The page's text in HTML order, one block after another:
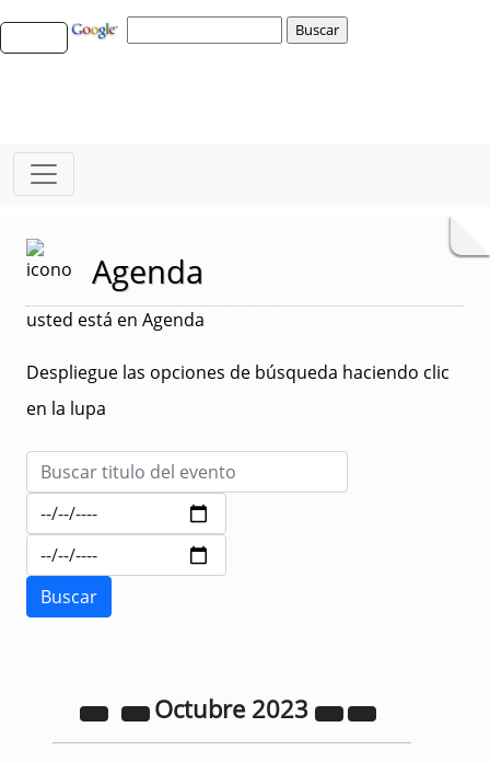
Agenda
usted está en Agenda
Despliegue las opciones de búsqueda haciendo clic
en la lupa
Octubre 2023